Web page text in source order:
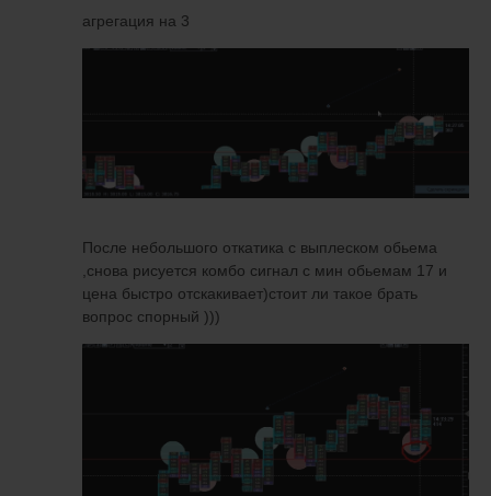
агрегация на 3
После небольшого откатика с выплеском обьема
,снова рисуется комбо сигнал с мин обьемам 17 и
цена быстро отскакивает)стоит ли такое брать
вопрос спорный )))